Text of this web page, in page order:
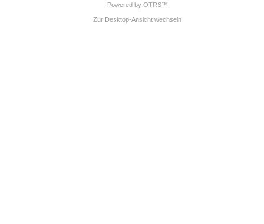
Powered by OTRS™
Zur Desktop-Ansicht wechseln